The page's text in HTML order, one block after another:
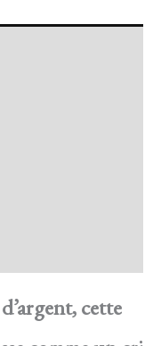
cette